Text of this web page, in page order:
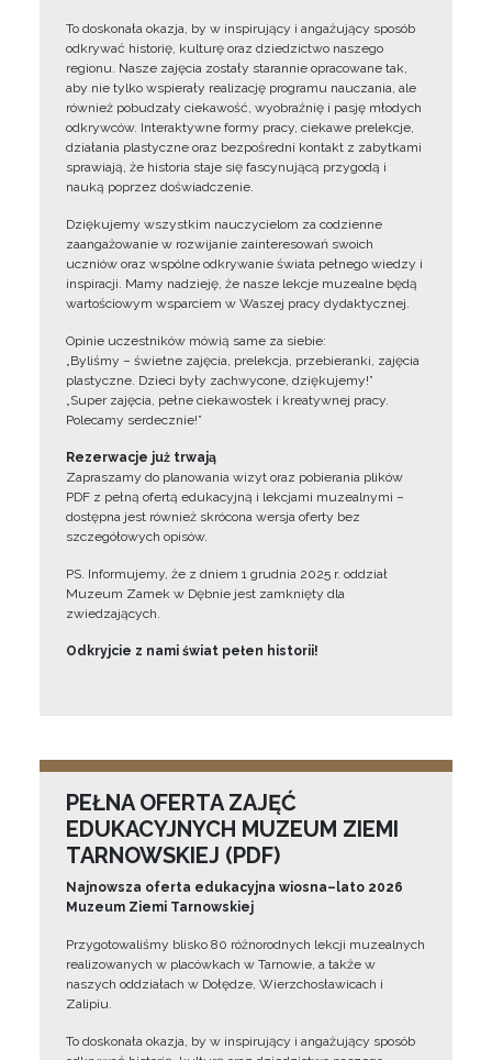
To doskonała okazja, by w inspirujący i angażujący sposób
odkrywać historię, kulturę oraz dziedzictwo naszego
regionu. Nasze zajęcia zostały starannie opracowane tak,
aby nie tylko wspierały realizację programu nauczania, ale
również pobudzały ciekawość, wyobraźnię i pasję młodych
odkrywców. Interaktywne formy pracy, ciekawe prelekcje,
działania plastyczne oraz bezpośredni kontakt z zabytkami
sprawiają, że historia staje się fascynującą przygodą i
nauką poprzez doświadczenie.
Dziękujemy wszystkim nauczycielom za codzienne
zaangażowanie w rozwijanie zainteresowań swoich
uczniów oraz wspólne odkrywanie świata pełnego wiedzy i
inspiracji. Mamy nadzieję, że nasze lekcje muzealne będą
wartościowym wsparciem w Waszej pracy dydaktycznej.
Opinie uczestników mówią same za siebie:
„Byliśmy – świetne zajęcia, prelekcja, przebieranki, zajęcia
plastyczne. Dzieci były zachwycone, dziękujemy!”
„Super zajęcia, pełne ciekawostek i kreatywnej pracy.
Polecamy serdecznie!”
Rezerwacje już trwają
Zapraszamy do planowania wizyt oraz pobierania plików
PDF z pełną ofertą edukacyjną i lekcjami muzealnymi –
dostępna jest również skrócona wersja oferty bez
szczegółowych opisów.
PS. Informujemy, że z dniem 1 grudnia 2025 r. oddział
Muzeum Zamek w Dębnie jest zamknięty dla
zwiedzających.
Odkryjcie z nami świat pełen historii!
PEŁNA OFERTA ZAJĘĆ
EDUKACYJNYCH MUZEUM ZIEMI
TARNOWSKIEJ (PDF)
Najnowsza oferta edukacyjna wiosna–lato 2026
Muzeum Ziemi Tarnowskiej
Przygotowaliśmy blisko 80 różnorodnych lekcji muzealnych
realizowanych w placówkach w Tarnowie, a także w
naszych oddziałach w Dołędze, Wierzchosławicach i
Zalipiu.
To doskonała okazja, by w inspirujący i angażujący sposób